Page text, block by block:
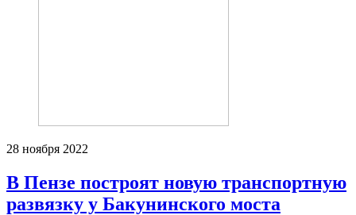
28 ноября 2022
В Пензе построят новую транспортную
развязку у Бакунинского моста